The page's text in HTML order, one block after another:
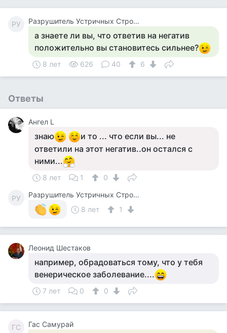
РУ Разрушитель Устричных Строевых Стереотипов
а знаете ли вы, что ответив на негатив
положительно вы становитесь сильнее?
8 лет 626 40 6
Ответы
Ангел L
знаю
и то ... что если вы... не
ответили на этот негатив..он остался с
ними...
8 лет 1 0
РУ
Разрушитель Устричных Строевых Стереотипов
8 лет
1
Леонид Шестаков
например, обрадоваться тому, что у тебя
венерическое заболевание....
7 лет 0 0
ГС Гас Самурай